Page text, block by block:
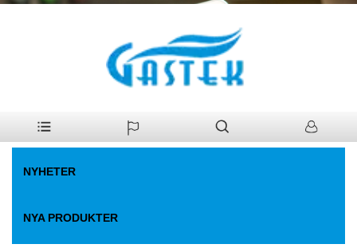
NYHETER
NYA PRODUKTER